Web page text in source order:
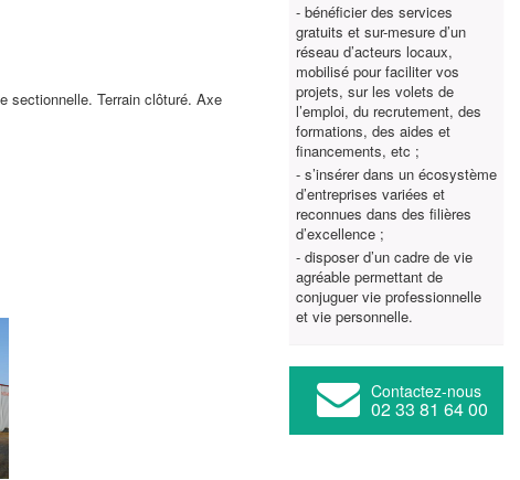
sectionnelle. Terrain clôturé. Axe
- bénéficier des services
gratuits et sur-mesure d’un
réseau d’acteurs locaux,
mobilisé pour faciliter vos
projets, sur les volets de
l’emploi, du recrutement, des
formations, des aides et
financements, etc ;
- s’insérer dans un écosystème
d’entreprises variées et
reconnues dans des filières
d’excellence ;
- disposer d’un cadre de vie
agréable permettant de
conjuguer vie professionnelle
et vie personnelle.
Contactez-nous
02 33 81 64 00